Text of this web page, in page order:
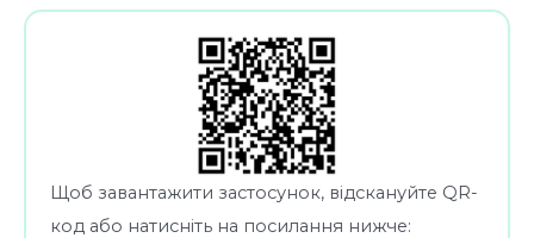
Щоб завантажити застосунок, відскануйте QR-
код або натисніть на посилання нижче: